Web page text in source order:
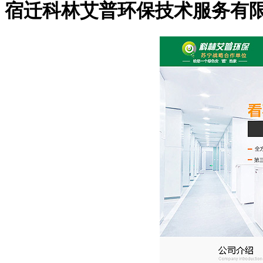
宿迁科林艾普环保技术服务有